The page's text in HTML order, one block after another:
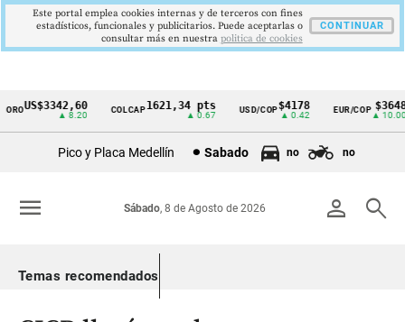
Cintillo
Colombia
US$3342,60
▲ 8.20
COLCAP 1621,34 pts
▲ 0.67
USD/COP$4178
▲ 0.42
EUR/COP $3648
▲ 10.00
Pico y Placa Medellín Sabado no no
person search
Sábado, 8 de Agosto de 2026
menu
Temas recomendados
Este portal emplea cookies internas y de terceros con fines
estadísticos, funcionales y publicitarios. Puede aceptarlas o
consultar más en nuestra politica de cookies
CONTINUAR